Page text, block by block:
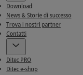
Download
News & Storie di successo
Trova i nostri partner
Contatti
Ditec PRO
Ditec e-shop